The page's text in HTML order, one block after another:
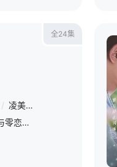
全24集
/ 凌美仕 范津玮 /
该剧讲述了天生怪力的异能少女梅微微与零恋爱经验的游泳男神麦司冲“一电钟情”后，各自克服恋爱恐惧奔向两情相悦并勇敢追梦的励志故事。